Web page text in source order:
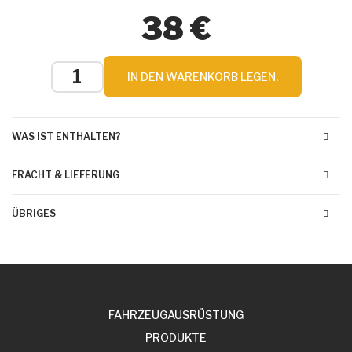
38 €
IN DEN WARENKORB LEGEN.
WAS IST ENTHALTEN?
FRACHT & LIEFERUNG
ÜBRIGES
FAHRZEUGAUSRÜSTUNG
PRODUKTE